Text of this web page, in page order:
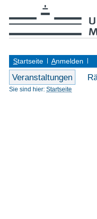
Startseite Anmelden
Veranstaltungen
Sie sind hier: Startseite